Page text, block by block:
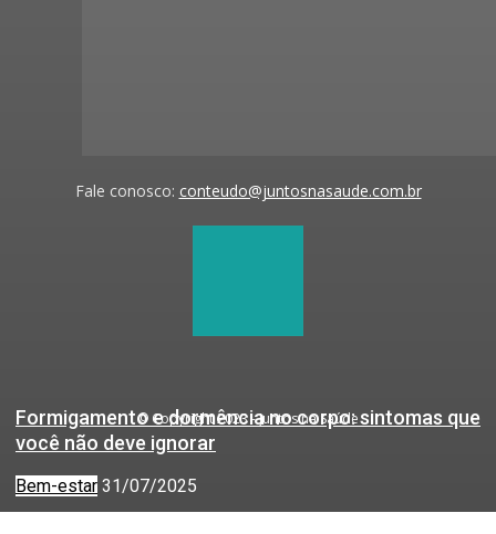
Formigamento e dormência no corpo: sintomas que
você não deve ignorar
Bem-estar 31/07/2025
Fale conosco: conteudo@juntosnasaude.com.br
© Copyright 2023 - Juntos na Saúde